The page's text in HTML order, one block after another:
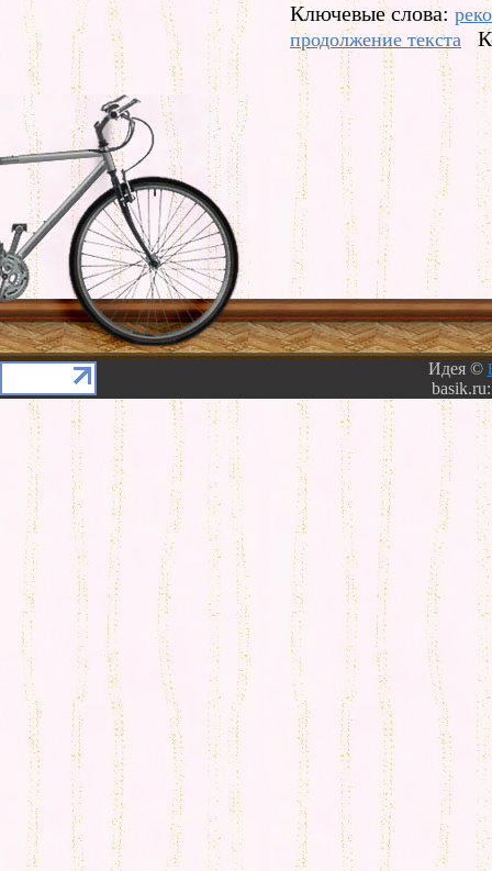
Ключевые слова:
продолжение текста
Идея ©